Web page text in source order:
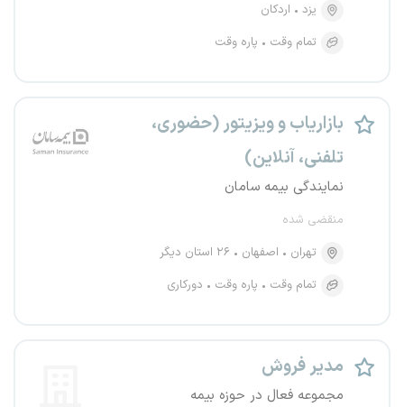
یزد
اردکان
تمام وقت
پاره وقت
بازاریاب و ویزیتور (حضوری،
تلفنی، آنلاین)
نمایندگی بیمه سامان
منقضی شده
تهران
اصفهان
۲۶ استان دیگر
تمام وقت
پاره وقت دورکاری
مدیر فروش
مجموعه فعال در حوزه بیمه